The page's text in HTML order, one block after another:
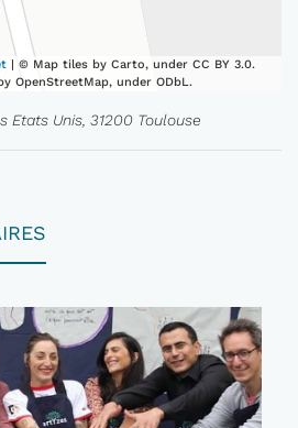
| © Map tiles by Carto, under CC BY 3.0.
OpenStreetMap, under ODbL.
Etats Unis, 31200 Toulouse